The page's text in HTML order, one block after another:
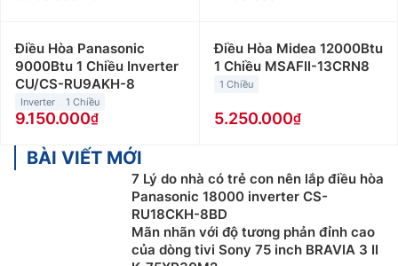
Điều Hòa Panasonic
9000Btu 1 Chiều Inverter
CU/CS-RU9AKH-8
Inverter 1 Chiều
9.150.000
Điều Hòa Midea 12000Btu
1 Chiều MSAFII-13CRN8
1 Chiều
5.250.000
BÀI VIẾT MỚI
7 Lý do nhà có trẻ con nên lắp điều hòa
Panasonic 18000 inverter CS-
RU18CKH-8BD
Mãn nhãn với độ tương phản đỉnh cao
của dòng tivi Sony 75 inch BRAVIA 3 II